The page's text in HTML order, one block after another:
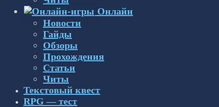
Онлайн
Новости
Гайды
Обзоры
Прохождения
Статьи
Читы
Текстовый квест
RPG — тест